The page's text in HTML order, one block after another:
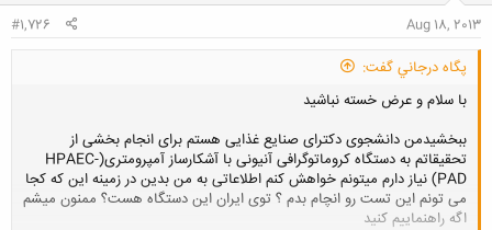
Aug 18, 2013
#1,726
پگاه درجاني گفت:
با سلام و عرض خسته نباشید
ببخشیدمن دانشجوی دکترای صنایع غذایی هستم برای انجام بخشی از
تحقیقاتم به دستگاه کروماتوگرافی آنیونی با آشکارساز آمپرومتری(HPAEC-
PAD) نیاز دارم میتونم خواهش کنم اطلاعاتی به من بدین در زمینه این که کجا
می تونم این تست رو انچام بدم ؟ توی ایران این دستگاه هست؟ ممنون میشم
اگه راهنماییم کنید